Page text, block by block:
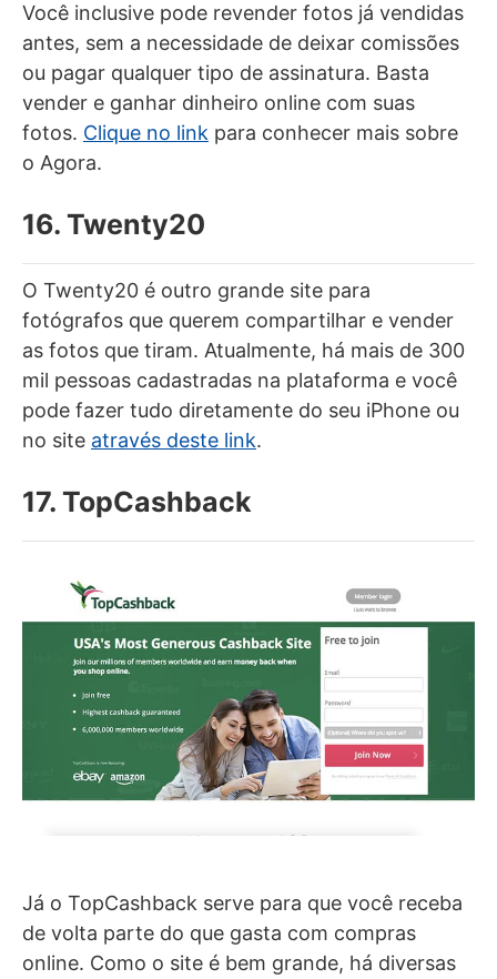
Você inclusive pode revender fotos já vendidas
antes, sem a necessidade de deixar comissões
ou pagar qualquer tipo de assinatura. Basta
vender e ganhar dinheiro online com suas
fotos. Clique no link para conhecer mais sobre
o Agora.
16. Twenty20
O Twenty20 é outro grande site para
fotógrafos que querem compartilhar e vender
as fotos que tiram. Atualmente, há mais de 300
mil pessoas cadastradas na plataforma e você
pode fazer tudo diretamente do seu iPhone ou
no site através deste link.
17. TopCashback
Já o TopCashback serve para que você receba
de volta parte do que gasta com compras
online. Como o site é bem grande, há diversas